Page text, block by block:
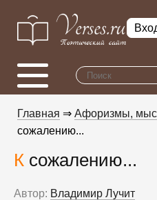
Главная ⇒ Афоризмы,
сожалению...
К сожалению...
Автор: Владимир Лучит